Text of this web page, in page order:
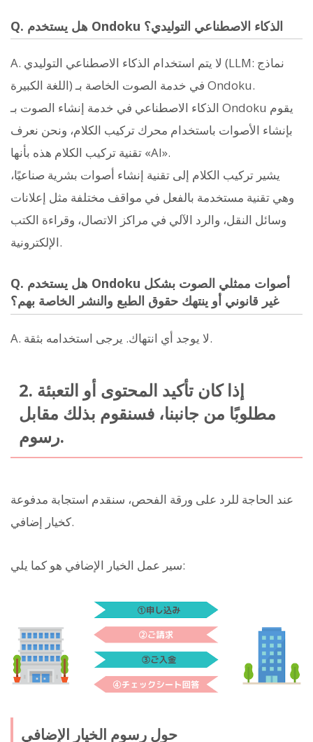
Q. هل يستخدم Ondoku الذكاء الاصطناعي التوليدي؟
A. لا يتم استخدام الذكاء الاصطناعي التوليدي (LLM: نماذج
اللغة الكبيرة) في خدمة الصوت الخاصة بـ Ondoku.
الذكاء الاصطناعي في خدمة إنشاء الصوت بـ Ondoku يقوم
بإنشاء الأصوات باستخدام محرك تركيب الكلام، ونحن نعرف
تقنية تركيب الكلام هذه بأنها «AI».
يشير تركيب الكلام إلى تقنية إنشاء أصوات بشرية صناعيًا،
وهي تقنية مستخدمة بالفعل في مواقف مختلفة مثل إعلانات
وسائل النقل، والرد الآلي في مراكز الاتصال، وقراءة الكتب
الإلكترونية.
Q. هل يستخدم Ondoku أصوات ممثلي الصوت بشكل
غير قانوني أو ينتهك حقوق الطبع والنشر الخاصة بهم؟
A. لا يوجد أي انتهاك. يرجى استخدامه بثقة.
2. إذا كان تأكيد المحتوى أو التعبئة
مطلوبًا من جانبنا، فسنقوم بذلك مقابل
رسوم.
عند الحاجة للرد على ورقة الفحص، سنقدم استجابة مدفوعة
كخيار إضافي.
سير عمل الخيار الإضافي هو كما يلي:
حول رسوم الخيار الإضافي